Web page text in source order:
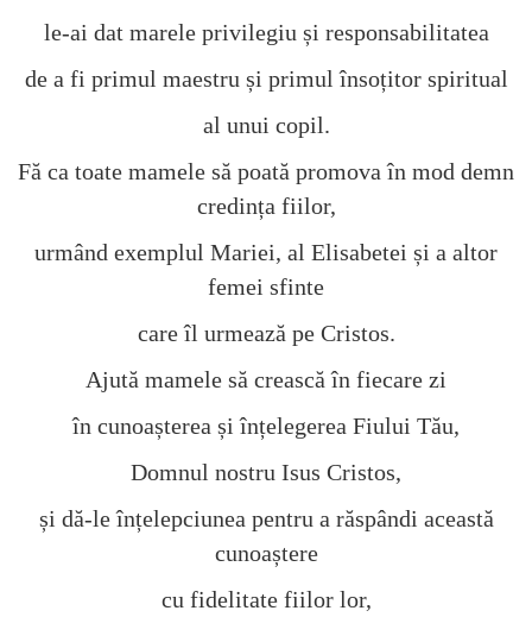
le-ai dat marele privilegiu și responsabilitatea
de a fi primul maestru și primul însoțitor spiritual
al unui copil.
Fă ca toate mamele să poată promova în mod demn
credința fiilor,
urmând exemplul Mariei, al Elisabetei și a altor
femei sfinte
care îl urmează pe Cristos.
Ajută mamele să crească în fiecare zi
în cunoașterea și înțelegerea Fiului Tău,
Domnul nostru Isus Cristos,
și dă-le înțelepciunea pentru a răspândi această
cunoaștere
cu fidelitate fiilor lor,